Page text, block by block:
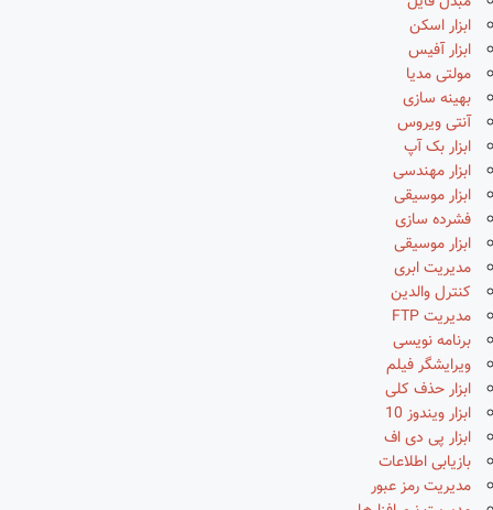
ابزار اسکن
ابزار آفیس
مولتی مدیا
بهینه سازی
آنتی ویروس
ابزار بک آپ
ابزار مهندسی
ابزار موسیقی
فشرده سازی
ابزار موسیقی
مدیریت ابری
کنترل والدین
مدیریت FTP
برنامه نویسی
ویرایشگر فیلم
ابزار حذف کلی
ابزار ویندوز 10
ابزار پی دی اف
بازیابی اطلاعات
مدیریت رمز عبور